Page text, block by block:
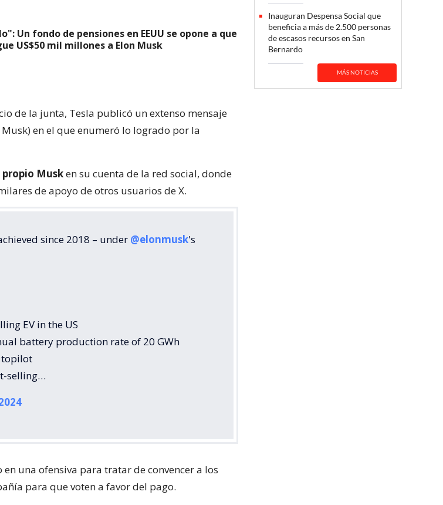
Un fondo de pensiones en EEUU se opone a que
US$50 mil millones a Elon Musk
de la junta, Tesla publicó un extenso mensaje
en el que enumeró lo logrado por la
Musken su cuenta de la red social, donde
de apoyo de otros usuarios de X.
since 2018 – under @elonmusk's
EV in the US
battery production rate of 20 GWh
selling…
una ofensiva para tratar de convencer a los
para que voten a favor del pago.
Inauguran Despensa Social que
beneficia a más de 2.500 personas
de escasos recursos en San
Bernardo
MÁS NOTICIAS